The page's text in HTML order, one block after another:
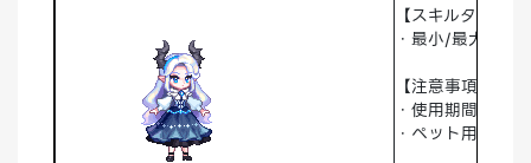
【スキルタイプ】
・最小/最大ダメ
【注意事項】
・使用期間：永久
・ペット用大人/